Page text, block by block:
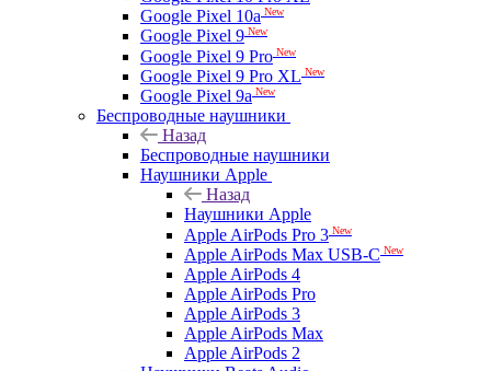
Google Pixel 10a New
Google Pixel 9 New
Google Pixel 9 Pro New
Google Pixel 9 Pro XL New
Google Pixel 9a New
Беспроводные наушники
Назад
Беспроводные наушники
Наушники Apple
Назад
Наушники Apple
Apple AirPods Pro 3 New
Apple AirPods Max USB-C New
Apple AirPods 4
Apple AirPods Pro
Apple AirPods 3
Apple AirPods Max
Apple AirPods 2